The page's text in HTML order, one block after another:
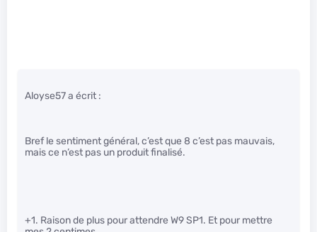
Aloyse57 a écrit :
Bref le sentiment général, c’est que 8 c’est pas mauvais,
mais ce n’est pas un produit finalisé.
+1. Raison de plus pour attendre W9 SP1. Et pour mettre